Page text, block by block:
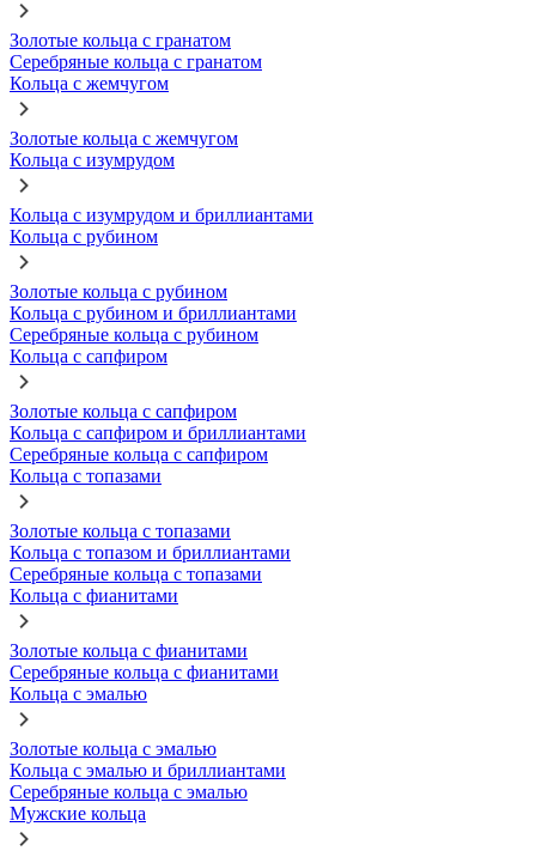
Золотые кольца с гранатом
Серебряные кольца с гранатом
Кольца с жемчугом
Золотые кольца с жемчугом
Кольца с изумрудом
Кольца с изумрудом и бриллиантами
Кольца с рубином
Золотые кольца с рубином
Кольца с рубином и бриллиантами
Серебряные кольца с рубином
Кольца с сапфиром
Золотые кольца с сапфиром
Кольца с сапфиром и бриллиантами
Серебряные кольца с сапфиром
Кольца с топазами
Золотые кольца с топазами
Кольца с топазом и бриллиантами
Серебряные кольца с топазами
Кольца с фианитами
Золотые кольца с фианитами
Серебряные кольца с фианитами
Кольца с эмалью
Золотые кольца с эмалью
Кольца с эмалью и бриллиантами
Серебряные кольца с эмалью
Мужские кольца